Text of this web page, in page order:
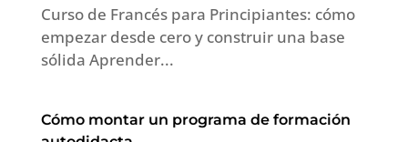
Curso de Francés para Principiantes: cómo
empezar desde cero y construir una base
sólida Aprender...
Cómo montar un programa de formación